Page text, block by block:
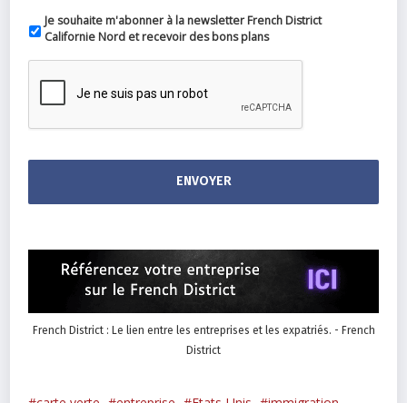
Je souhaite m'abonner à la newsletter French District
Californie Nord et recevoir des bons plans
French District : Le lien entre les entreprises et les expatriés. - French
District